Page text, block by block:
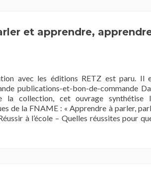
et apprendre,
avec les éditions RETZ est paru. Il
publications-et-bon-de-commande
collection, cet ouvrage synthétise
de la FNAME : « Apprendre à parler,
à l’école – Quelles réussites pour